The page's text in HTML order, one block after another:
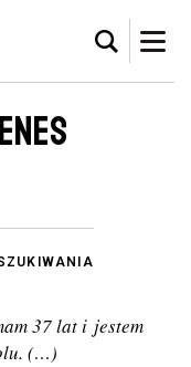
37 lat i jestem
(…)